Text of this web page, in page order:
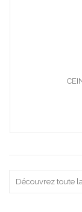
Découvrez toute